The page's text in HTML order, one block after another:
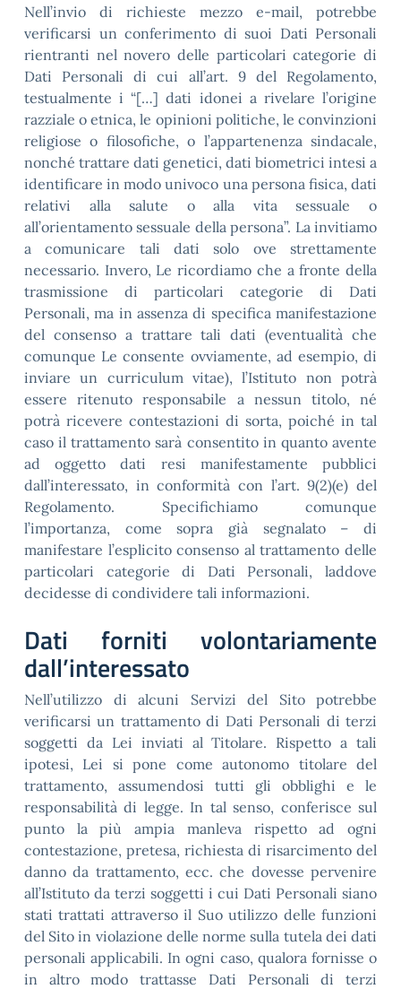
Nell’invio di richieste mezzo e-mail, potrebbe
verificarsi un conferimento di suoi Dati Personali
rientranti nel novero delle particolari categorie di
Dati Personali di cui all’art. 9 del Regolamento,
testualmente i “[…] dati idonei a rivelare l’origine
razziale o etnica, le opinioni politiche, le convinzioni
religiose o filosofiche, o l’appartenenza sindacale,
nonché trattare dati genetici, dati biometrici intesi a
identificare in modo univoco una persona fisica, dati
relativi alla salute o alla vita sessuale o
all’orientamento sessuale della persona”. La invitiamo
a comunicare tali dati solo ove strettamente
necessario. Invero, Le ricordiamo che a fronte della
trasmissione di particolari categorie di Dati
Personali, ma in assenza di specifica manifestazione
del consenso a trattare tali dati (eventualità che
comunque Le consente ovviamente, ad esempio, di
inviare un curriculum vitae), l’Istituto non potrà
essere ritenuto responsabile a nessun titolo, né
potrà ricevere contestazioni di sorta, poiché in tal
caso il trattamento sarà consentito in quanto avente
ad oggetto dati resi manifestamente pubblici
dall’interessato, in conformità con l’art. 9(2)(e) del
Regolamento. Specifichiamo comunque
l’importanza, come sopra già segnalato – di
manifestare l’esplicito consenso al trattamento delle
particolari categorie di Dati Personali, laddove
decidesse di condividere tali informazioni.
Dati forniti volontariamente
dall’interessato
Nell’utilizzo di alcuni Servizi del Sito potrebbe
verificarsi un trattamento di Dati Personali di terzi
soggetti da Lei inviati al Titolare. Rispetto a tali
ipotesi, Lei si pone come autonomo titolare del
trattamento, assumendosi tutti gli obblighi e le
responsabilità di legge. In tal senso, conferisce sul
punto la più ampia manleva rispetto ad ogni
contestazione, pretesa, richiesta di risarcimento del
danno da trattamento, ecc. che dovesse pervenire
all’Istituto da terzi soggetti i cui Dati Personali siano
stati trattati attraverso il Suo utilizzo delle funzioni
del Sito in violazione delle norme sulla tutela dei dati
personali applicabili. In ogni caso, qualora fornisse o
in altro modo trattasse Dati Personali di terzi